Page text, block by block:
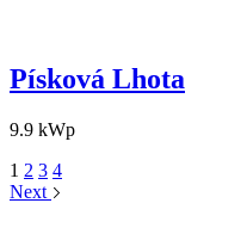
Písková Lhota
9.9 kWp
1 2 3 4
Next